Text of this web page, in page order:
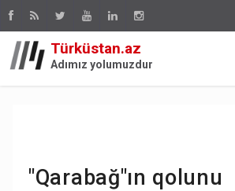
Türküstan.az
Adımız yolumuzdur
"Qarabağ"ın qolunu